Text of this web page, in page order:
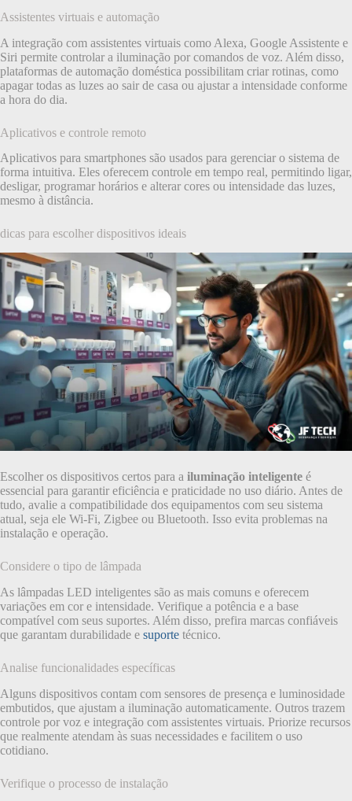
Assistentes virtuais e automação
A integração com assistentes virtuais como Alexa, Google Assistente e
Siri permite controlar a iluminação por comandos de voz. Além disso,
plataformas de automação doméstica possibilitam criar rotinas, como
apagar todas as luzes ao sair de casa ou ajustar a intensidade conforme
a hora do dia.
Aplicativos e controle remoto
Aplicativos para smartphones são usados para gerenciar o sistema de
forma intuitiva. Eles oferecem controle em tempo real, permitindo ligar,
desligar, programar horários e alterar cores ou intensidade das luzes,
mesmo à distância.
dicas para escolher dispositivos ideais
Escolher os dispositivos certos para a iluminação inteligente é
essencial para garantir eficiência e praticidade no uso diário. Antes de
tudo, avalie a compatibilidade dos equipamentos com seu sistema
atual, seja ele Wi-Fi, Zigbee ou Bluetooth. Isso evita problemas na
instalação e operação.
Considere o tipo de lâmpada
As lâmpadas LED inteligentes são as mais comuns e oferecem
variações em cor e intensidade. Verifique a potência e a base
compatível com seus suportes. Além disso, prefira marcas confiáveis
que garantam durabilidade e suporte técnico.
Analise funcionalidades específicas
Alguns dispositivos contam com sensores de presença e luminosidade
embutidos, que ajustam a iluminação automaticamente. Outros trazem
controle por voz e integração com assistentes virtuais. Priorize recursos
que realmente atendam às suas necessidades e facilitem o uso
cotidiano.
Verifique o processo de instalação